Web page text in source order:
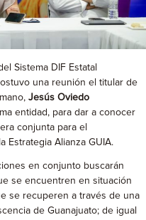
Sistema DIF Estatal
una reunión el titular de
Jesús Oviedo
entidad, para dar a conocer
conjunta para el
Estrategia Alianza GUIA.
en conjunto buscarán
se encuentren en situación
se recuperen a través de una
de Guanajuato; de igual